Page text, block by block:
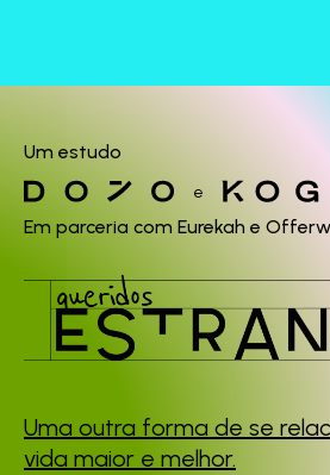
Um estudo
e
Em parceria com Eurekah e
Uma outra forma de se
vida maior e melhor.